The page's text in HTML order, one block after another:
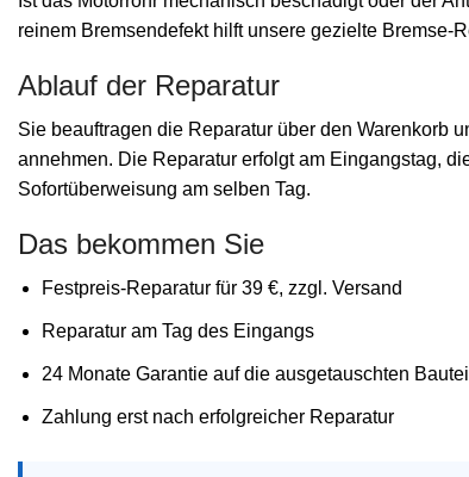
reinem Bremsendefekt hilft unsere gezielte Bremse-
Ablauf der Reparatur
Sie beauftragen die Reparatur über den Warenkorb
annehmen. Die Reparatur erfolgt am Eingangstag,
Sofortüberweisung am selben Tag.
Das bekommen Sie
Festpreis-Reparatur für 39 €, zzgl. Versand
Reparatur am Tag des Eingangs
24 Monate Garantie auf die ausgetauschten
Zahlung erst nach erfolgreicher Reparatur